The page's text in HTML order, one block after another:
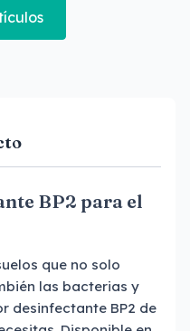
BP2 para el
que no solo
las bacterias y
desinfectante BP2 de